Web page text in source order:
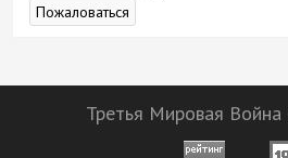
Пожаловаться
Третья Мировая